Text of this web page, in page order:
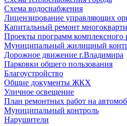
Схема водоснабжения
Лицензирование управляющих
Капитальный ремонт
Проекты программ комплексного
Муниципальный жилищный
Дорожное движение г.Владимира
Парковки общего пользования
Благоустройство
Общие документы ЖКХ
Уличное освещение
План ремонтных работ на
Муниципальный контроль
Нарушители